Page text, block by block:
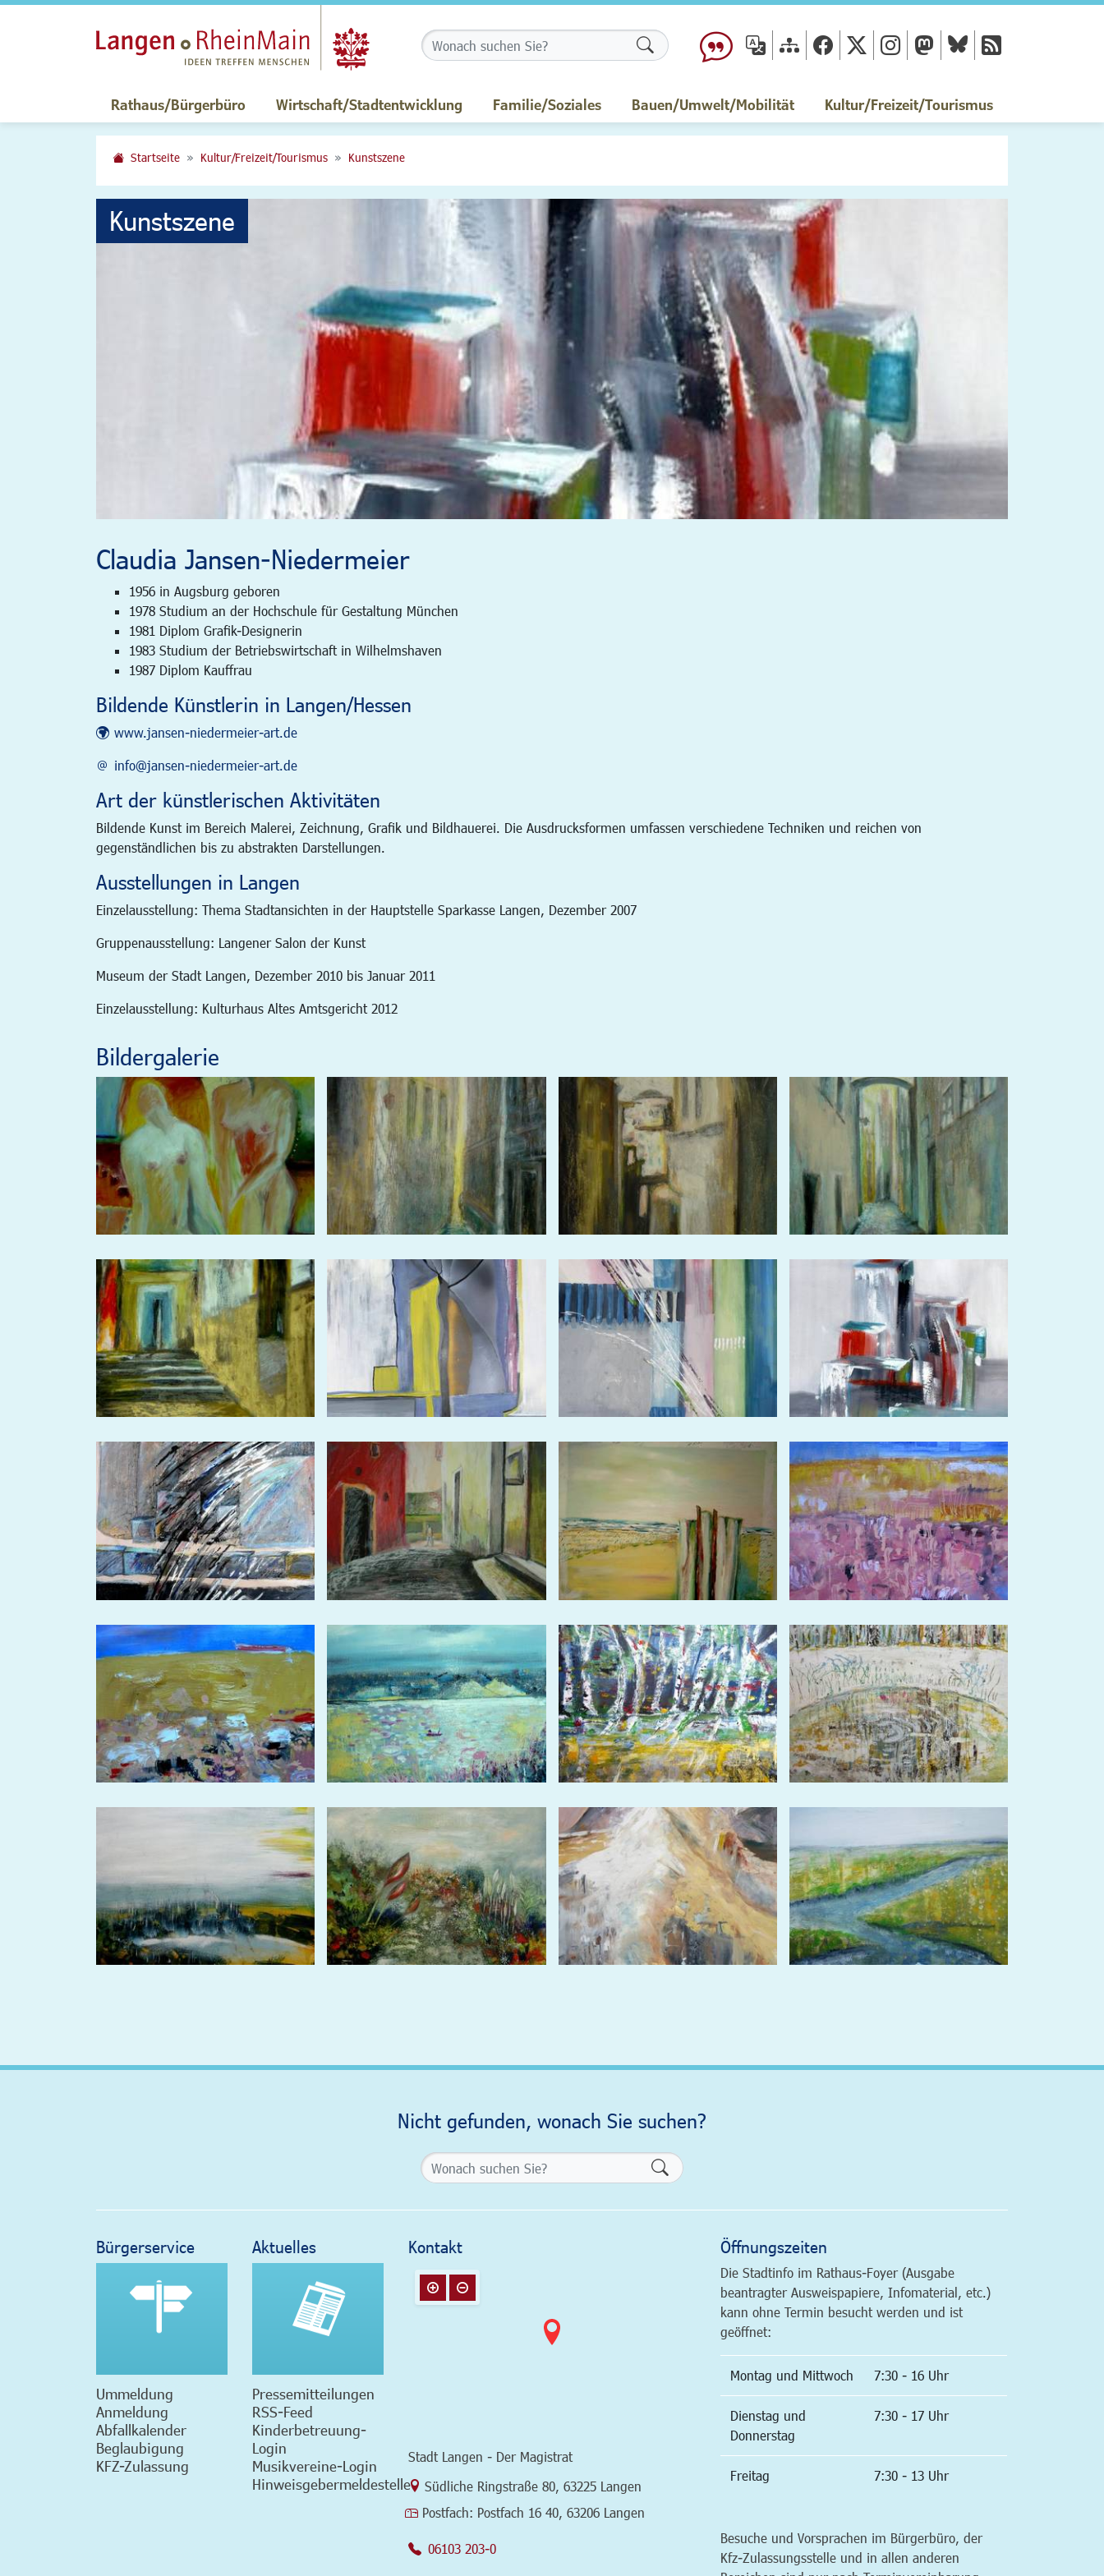
Formularschaltfläche
Rathaus/Bürgerbüro Wirtschaft/Stadtentwicklung Familie/Soziales Bauen/Umwelt/Mobilität Kultur/Freizeit/Tourismus
Startseite Kultur/Freizeit/Tourismus Kunstszene
Kunstszene
Claudia Jansen-Niedermeier
1956 in Augsburg geboren
1978 Studium an der Hochschule für Gestaltung München
1981 Diplom Grafik-Designerin
1983 Studium der Betriebswirtschaft in Wilhelmshaven
1987 Diplom Kauffrau
Bildende Künstlerin in Langen/Hessen
www.jansen-niedermeier-art.de
info@jansen-niedermeier-art.de
Art der künstlerischen Aktivitäten
Bildende Kunst im Bereich Malerei, Zeichnung, Grafik und Bildhauerei. Die Ausdrucksformen umfassen verschiedene Techniken und reichen von
gegenständlichen bis zu abstrakten Darstellungen.
Ausstellungen in Langen
Einzelausstellung: Thema Stadtansichten in der Hauptstelle Sparkasse Langen, Dezember 2007
Gruppenausstellung: Langener Salon der Kunst
Museum der Stadt Langen, Dezember 2010 bis Januar 2011
Einzelausstellung: Kulturhaus Altes Amtsgericht 2012
Bildergalerie
Nicht gefunden, wonach Sie suchen?
Formularschaltfläche
Bürgerservice
Ummeldung
Anmeldung
Abfallkalender
Beglaubigung
KFZ-Zulassung
Aktuelles
Pressemitteilungen
RSS-Feed
Kinderbetreuung-
Login
Musikvereine-Login
Hinweisgebermeldestelle
Kontakt
Stadt Langen - Der Magistrat
Link zur Google-Maps Navigation
Südliche Ringstraße 80, 63225 Langen
Postfach: Postfach 16 40, 63206 Langen
06103 203-0
Öffnungszeiten
Die Stadtinfo im Rathaus-Foyer (Ausgabe
beantragter Ausweispapiere, Infomaterial, etc.)
kann ohne Termin besucht werden und ist
geöffnet:
Montag und Mittwoch 7:30 - 16 Uhr
Dienstag und
Donnerstag
7:30 - 17 Uhr
Freitag 7:30 - 13 Uhr
Besuche und Vorsprachen im Bürgerbüro, der
Kfz-Zulassungsstelle und in allen anderen